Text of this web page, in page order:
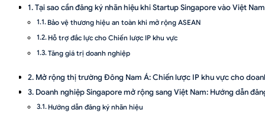
Tại sao cần đăng ký nhãn hiệu khi Startup Singapore vào Việt
Bảo vệ thương hiệu an toàn khi mở rộng ASEAN
Hỗ trợ đắc lực cho Chiến lược IP khu vực
Tăng giá trị doanh nghiệp
Mở rộng thị trường Đông Nam Á: Chiến lược IP khu vực cho
Doanh nghiệp Singapore mở rộng sang Việt Nam: Hướng dẫn
Hướng dẫn đăng ký nhãn hiệu